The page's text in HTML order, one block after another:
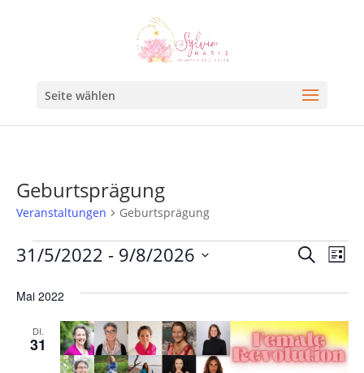
Seite wählen
Geburtsprägung
Veranstaltungen Geburtsprägung
und
SucheListe
31/5/2022 - 9/8/2026
wählen.
Mai 2022
DI.
31